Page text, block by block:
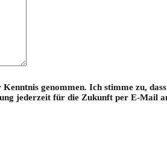
Kenntnis genommen. Ich stimme zu,
jederzeit für die Zukunft per E-Mail